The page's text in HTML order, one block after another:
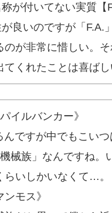
が付いてない実質
良いのですが「F.A.
のが非常に惜しい。
てくれたことは喜ば
イルバンカー》
んですが中でもこい
械族」なんですね。
らいしかいなくて…。
ンモス》